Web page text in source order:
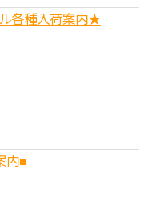
各種入荷案内★
内■